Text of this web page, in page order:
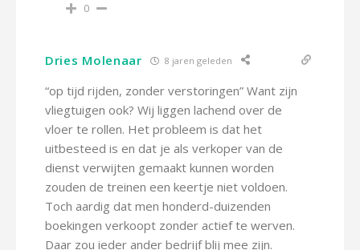
0
Dries Molenaar 8 jaren geleden
“op tijd rijden, zonder verstoringen” Want zijn
vliegtuigen ook? Wij liggen lachend over de
vloer te rollen. Het probleem is dat het
uitbesteed is en dat je als verkoper van de
dienst verwijten gemaakt kunnen worden
zouden de treinen een keertje niet voldoen.
Toch aardig dat men honderd-duizenden
boekingen verkoopt zonder actief te werven.
Daar zou ieder ander bedrijf blij mee zijn.